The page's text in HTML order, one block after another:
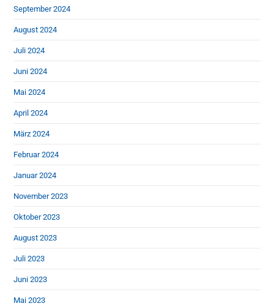
September 2024
August 2024
Juli 2024
Juni 2024
Mai 2024
April 2024
März 2024
Februar 2024
Januar 2024
November 2023
Oktober 2023
August 2023
Juli 2023
Juni 2023
Mai 2023